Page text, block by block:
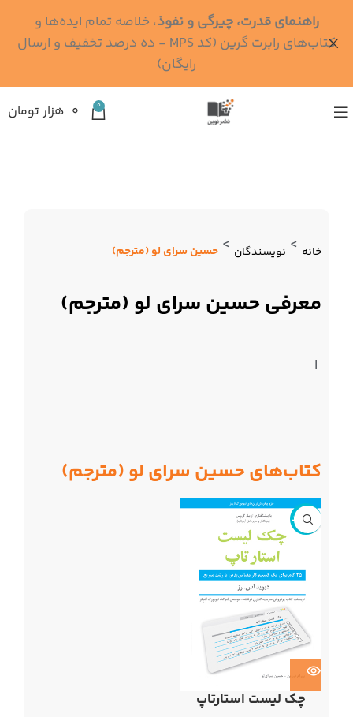
0 ۰ هزار تومان
خانه > نویسندگان > حسین سرای لو (مترجم)
معرفی حسین سرای لو (مترجم)
|
کتاب‌های حسین سرای لو (مترجم)
ناموجود
چک لیست استارتاپ
راهنمای قدرت، چیرگی و نفوذ، خلاصه تمام ایده‌ها و
کتاب‌های رابرت گرین (کد MPS - ده درصد تخفیف و ارسال
رایگان)